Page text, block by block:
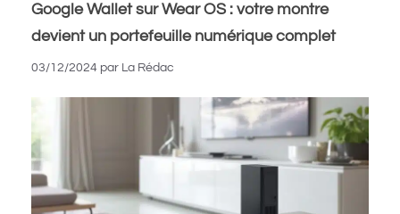
Google Wallet sur Wear OS : votre montre
devient un portefeuille numérique complet
03/12/2024 par La Rédac